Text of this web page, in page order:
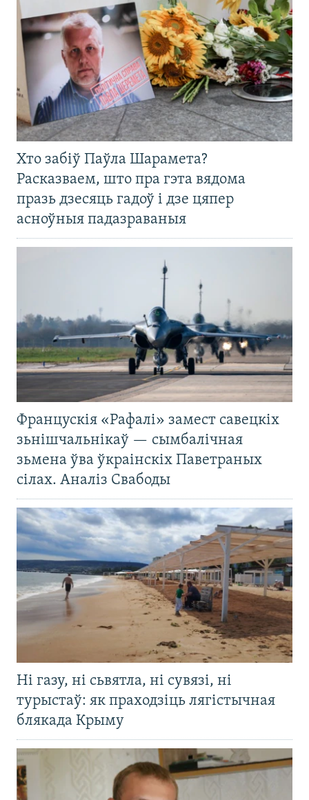
Хто забіў Паўла Шарамета?
Расказваем, што пра гэта вядома
празь дзесяць гадоў і дзе цяпер
асноўныя падазраваныя
Францускія «Рафалі» замест савецкіх
зьнішчальнікаў — сымбалічная
зьмена ўва ўкраінскіх Паветраных
сілах. Аналіз Свабоды
Ні газу, ні сьвятла, ні сувязі, ні
турыстаў: як праходзіць лягістычная
блякада Крыму